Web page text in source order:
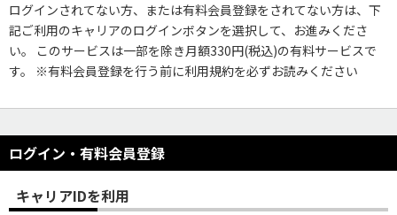
ログインされてない方、または有料会員登録をされてない方は、下
記ご利用のキャリアのログインボタンを選択して、お進みくださ
い。 このサービスは一部を除き月額330円(税込)の有料サービスで
す。 ※有料会員登録を行う前に利用規約を必ずお読みください
ログイン・有料会員登録
キャリアIDを利用